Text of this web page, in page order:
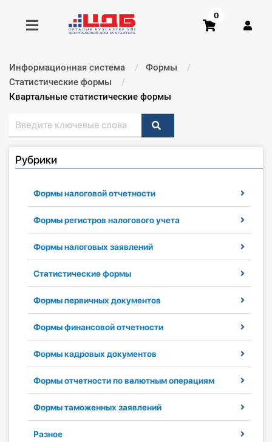
Получить консультацию
Главная ИС
Консультации
Правовая база
Библиотека бухгалтера
Инструменты
Справочник бухгалтера
Участник ВЭД
Практика ИП
Кадры. Труд. Зарплата.
0
Информационная система
Формы
Статистические формы
Текущий:
Квартальные статистические формы
Рубрики
Формы налоговой отчетности
Формы регистров налогового учета
Формы налоговых заявлений
Статистические формы
Формы первичных документов
Формы финансовой отчетности
Формы кадровых документов
Формы отчетности по валютным операциям
Формы таможенных заявлений
Разное